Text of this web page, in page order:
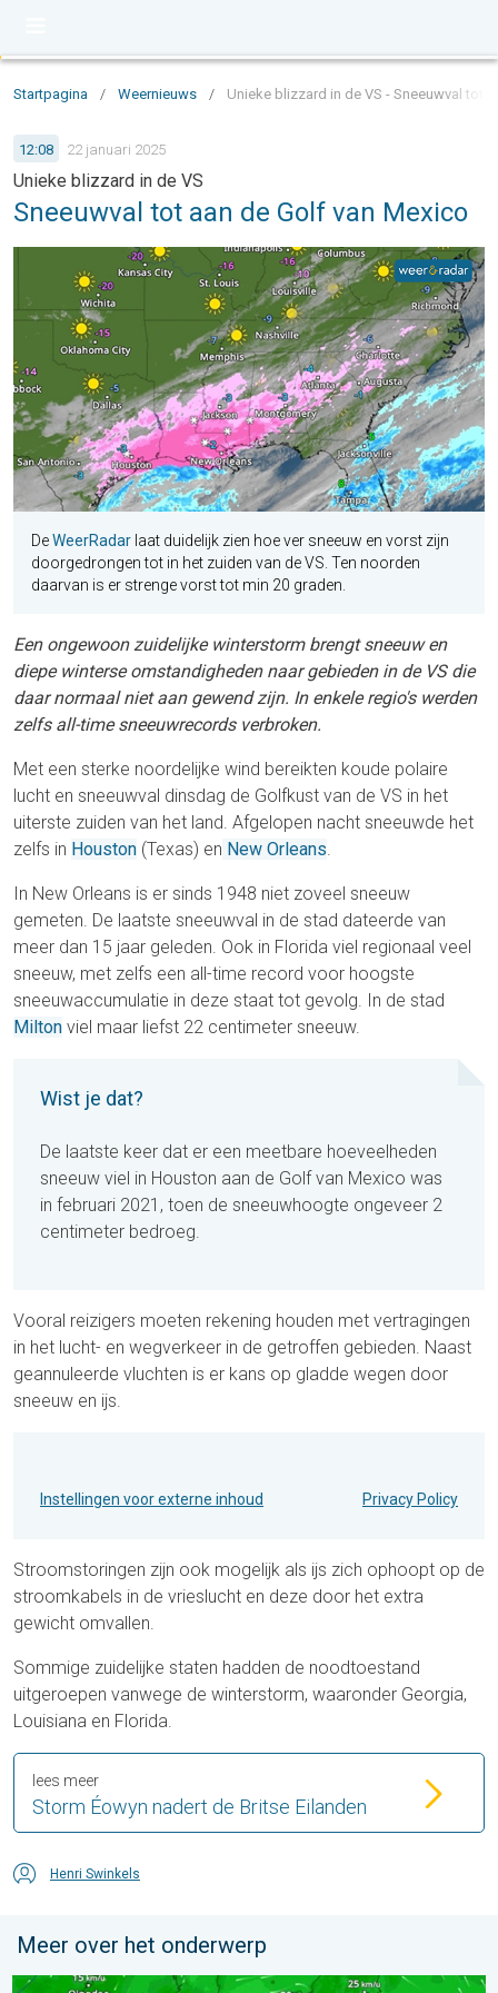
Startpagina / Weernieuws / Unieke blizzard in de VS - Sneeuwval tot
12:08 22 januari 2025
Unieke blizzard in de VS
Sneeuwval tot aan de Golf van Mexico
DeWeerRadar laat duidelijk zien hoe ver sneeuw en vorst zijn
doorgedrongen tot in het zuiden van de VS. Ten noorden
daarvan is er strenge vorst tot min 20 graden.
Een ongewoon zuidelijke winterstorm brengt sneeuw en
diepe winterse omstandigheden naar gebieden in de VS die
daar normaal niet aan gewend zijn. In enkele regio's werden
zelfs all-time sneeuwrecords verbroken.
Met een sterke noordelijke wind bereikten koude polaire
lucht en sneeuwval dinsdag de Golfkust van de VS in het
uiterste zuiden van het land. Afgelopen nacht sneeuwde het
zelfs in Houston (Texas) en New Orleans.
In New Orleans is er sinds 1948 niet zoveel sneeuw
gemeten. De laatste sneeuwval in de stad dateerde van
meer dan 15 jaar geleden. Ook in Florida viel regionaal veel
sneeuw, met zelfs een all-time record voor hoogste
sneeuwaccumulatie in deze staat tot gevolg. In de stad
Milton viel maar liefst 22 centimeter sneeuw.
Wist je dat?
De laatste keer dat er een meetbare hoeveelheden
sneeuw viel in Houston aan de Golf van Mexico was
in februari 2021, toen de sneeuwhoogte ongeveer 2
centimeter bedroeg.
Vooral reizigers moeten rekening houden met vertragingen
in het lucht- en wegverkeer in de getroffen gebieden. Naast
geannuleerde vluchten is er kans op gladde wegen door
sneeuw en ijs.
Instellingen voor externe inhoud Privacy Policy
Stroomstoringen zijn ook mogelijk als ijs zich ophoopt op de
stroomkabels in de vrieslucht en deze door het extra
gewicht omvallen.
Sommige zuidelijke staten hadden de noodtoestand
uitgeroepen vanwege de winterstorm, waaronder Georgia,
Louisiana en Florida.
Storm Éowyn nadert de Britse Eilanden
lees meer
Henri Swinkels
Meer over het onderwerp
Tyfoon Dolphin op weg naar Japan. Veel regen en wind. . .